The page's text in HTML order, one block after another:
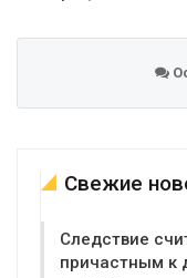
Свежие
Следствие
причастным к